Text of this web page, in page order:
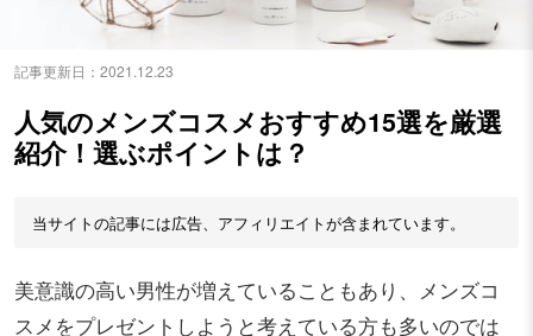
記事更新日： 2021.12.23
人気のメンズコスメおすすめ15選を厳選
紹介！選ぶポイントは？
当サイトの記事には広告、アフィリエイトが含まれています。
美意識の高い男性が増えていることもあり、メンズコ
スメをプレゼントしようと考えている方も多いのでは